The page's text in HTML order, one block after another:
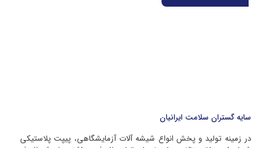
سایه گستران سلامت ایرانیان
در زمینه تولید و پخش انواع شیشه آلات آزمایشگاهی، پیپت پلاستیکی